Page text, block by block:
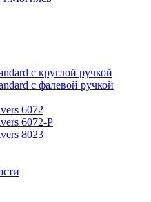
с круглой ручкой
с фалевой ручкой
6072
6072-P
8023